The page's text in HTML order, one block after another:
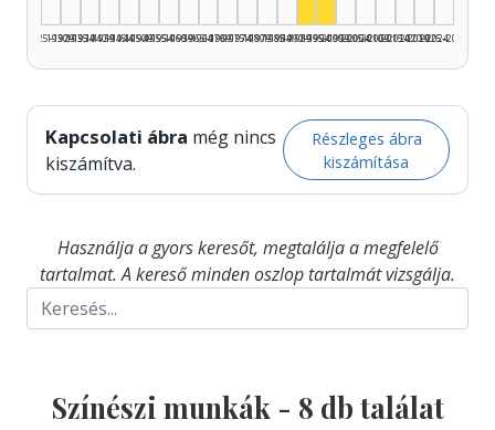
1925–1929
1930–1934
1935–1939
1940–1944
1945–1949
1950–1954
1955–1959
1960–1964
1965–1969
1970–1974
1975–1979
1980–1984
1985–1989
1990–1994
1995–1999
2000–2004
2005–2009
2010–2014
2015–2019
2020–2024
2025–2026
Kapcsolati ábra még nincs
kiszámítva.
Részleges ábra
kiszámítása
Használja a gyors keresőt, megtalálja a megfelelő
tartalmat. A kereső minden oszlop tartalmát vizsgálja.
Színészi munkák - 8 db találat